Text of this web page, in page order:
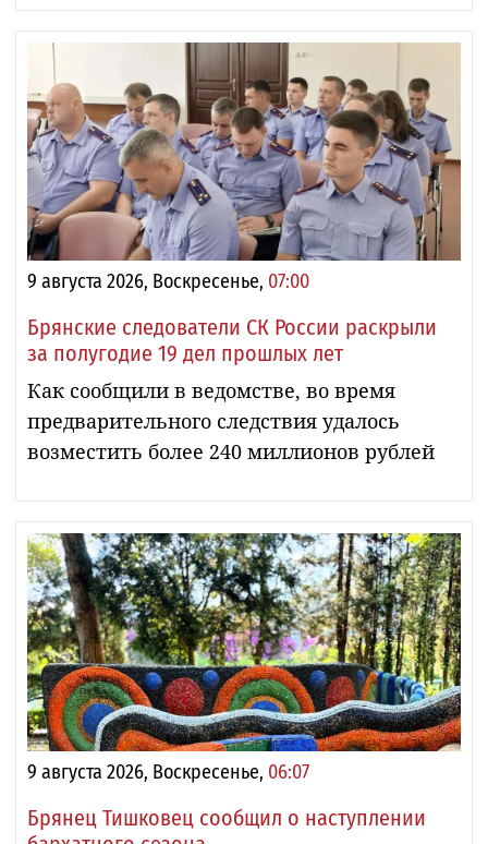
9 августа 2026, Воскресенье, 07:00
Брянские следователи СК России раскрыли
за полугодие 19 дел прошлых лет
Как сообщили в ведомстве, во время
предварительного следствия удалось
возместить более 240 миллионов рублей
9 августа 2026, Воскресенье, 06:07
Брянец Тишковец сообщил о наступлении